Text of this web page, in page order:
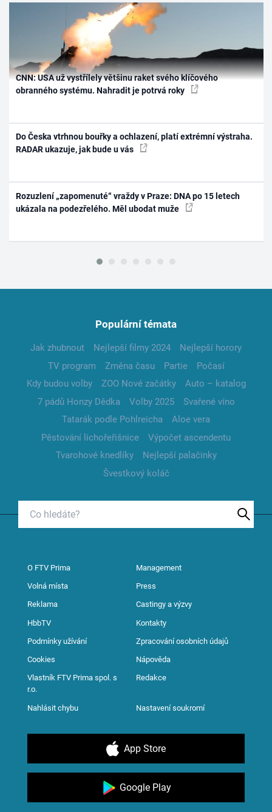
CNN: USA už vystřílely většinu raket svého klíčového
obranného systému. Nahradit je potrvá roky
Do Česka vtrhnou bouřky a ochlazení, platí extrémní výstraha.
RADAR ukazuje, jak bude u vás
Rozuzlení „zapomenuté“ vraždy v Praze: DNA po 15 letech
ukázala na podezřelého. Měl ubodat muže
Populární témata
Jak zhubnout Nejlepší filmy 2024
Nejlepší horory
TV program
Změna času Partie
Počasí
Kdy budou volby
ZOO Nové začátky
Auto – katalog
7 pádů Honzy Dědka
Volby 2025
Svařené víno
Tatarák podle Pohlreicha
Aloe vera
Pěstování lichořeřišnice
Výpočet ascendentu
Tvarohové knedlíky
Nejlepší palačinky
Švestkový koláč
O FTV Prima Management
Volná místa Press
Reklama Castingy a výzvy
HbbTV Kontakty
Podmínky užívání Zpracování osobních údajů
Cookies Nápověda
Vlastník FTV Prima spol. s
r.o.
Redakce
Nahlásit chybu Nastavení soukromí
App Store
Google Play